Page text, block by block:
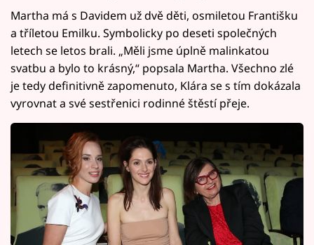
Martha má s Davidem už dvě děti, osmiletou Františku
a tříletou Emilku. Symbolicky po deseti společných
letech se letos brali. „Měli jsme úplně malinkatou
svatbu a bylo to krásný,“ popsala Martha. Všechno zlé
je tedy definitivně zapomenuto, Klára se s tím dokázala
vyrovnat a své sestřenici rodinné štěstí přeje.